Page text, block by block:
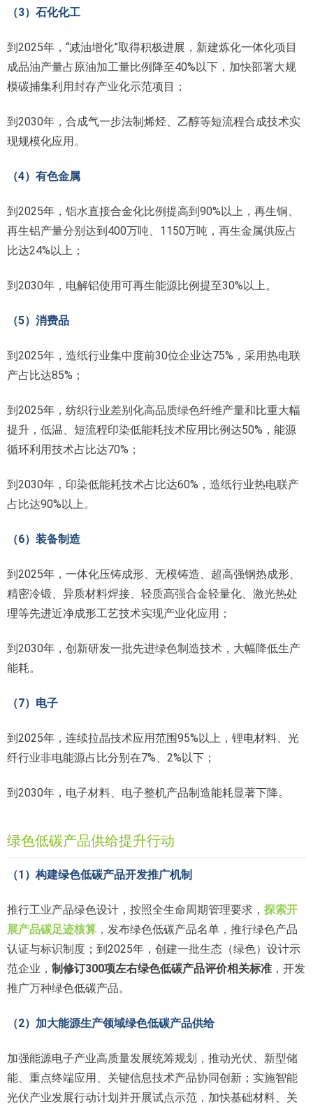
（3）石化化工
到2025年，“减油增化”取得积极进展，新建炼化一体化项目
成品油产量占原油加工量比例降至40%以下，加快部署大规
模碳捕集利用封存产业化示范项目；
到2030年，合成气一步法制烯烃、乙醇等短流程合成技术实
现规模化应用。
（4）有色金属
到2025年，铝水直接合金化比例提高到90%以上，再生铜、
再生铝产量分别达到400万吨、1150万吨，再生金属供应占
比达24%以上；
到2030年，电解铝使用可再生能源比例提至30%以上。
（5）消费品
到2025年，造纸行业集中度前30位企业达75%，采用热电联
产占比达85%；
到2025年，纺织行业差别化高品质绿色纤维产量和比重大幅
提升，低温、短流程印染低能耗技术应用比例达50%，能源
循环利用技术占比达70%；
到2030年，印染低能耗技术占比达60%，造纸行业热电联产
占比达90%以上。
（6）装备制造
到2025年，一体化压铸成形、无模铸造、超高强钢热成形、
精密冷锻、异质材料焊接、轻质高强合金轻量化、激光热处
理等先进近净成形工艺技术实现产业化应用；
到2030年，创新研发一批先进绿色制造技术，大幅降低生产
能耗。
（7）电子
到2025年，连续拉晶技术应用范围95%以上，锂电材料、光
纤行业非电能源占比分别在7%、2%以下；
到2030年，电子材料、电子整机产品制造能耗显著下降。
绿色低碳产品供给提升行动
（1）构建绿色低碳产品开发推广机制
推行工业产品绿色设计，按照全生命周期管理要求， 探索开
展产品碳足迹核算 ，发布绿色低碳产品名单，推行绿色产品
认证与标识制度；到2025年，创建一批生态（绿色）设计示
范企业， 制修订300项左右绿色低碳产品评价相关标准 ，开发
推广万种绿色低碳产品。
（2）加大能源生产领域绿色低碳产品供给
加强能源电子产业高质量发展统筹规划，推动光伏、新型储
能、重点终端应用、关键信息技术产品协同创新；实施智能
光伏产业发展行动计划并开展试点示范，加快基础材料、关